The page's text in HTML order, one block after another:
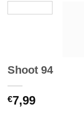
Shoot 94
€7,99